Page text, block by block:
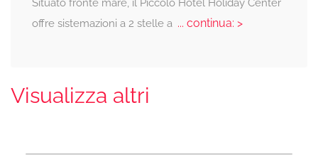
Situato fronte mare, il Piccolo Hotel Holiday Center
offre sistemazioni a 2 stelle a... continua: >
Visualizza altri